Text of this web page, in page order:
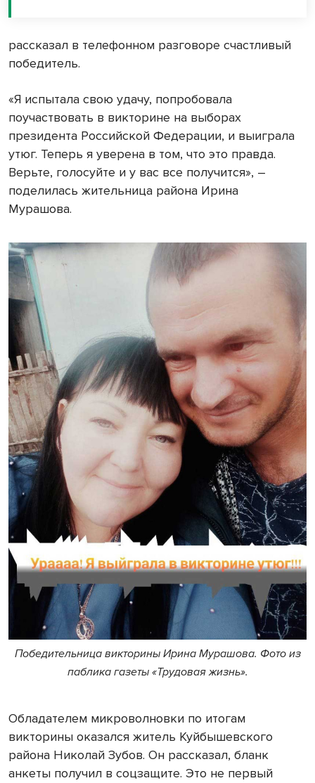
рассказал в телефонном разговоре счастливый
победитель.
«Я испытала свою удачу, попробовала
поучаствовать в викторине на выборах
президента Российской Федерации, и выиграла
утюг. Теперь я уверена в том, что это правда.
Верьте, голосуйте и у вас все получится», –
поделилась жительница района Ирина
Мурашова.
Победительница викторины Ирина Мурашова. Фото из
паблика газеты «Трудовая жизнь».
Обладателем микроволновки по итогам
викторины оказался житель Куйбышевского
района Николай Зубов. Он рассказал, бланк
анкеты получил в соцзащите. Это не первый